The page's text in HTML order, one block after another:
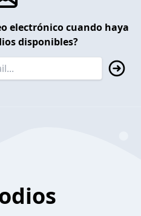
electrónico cuando haya
disponibles?